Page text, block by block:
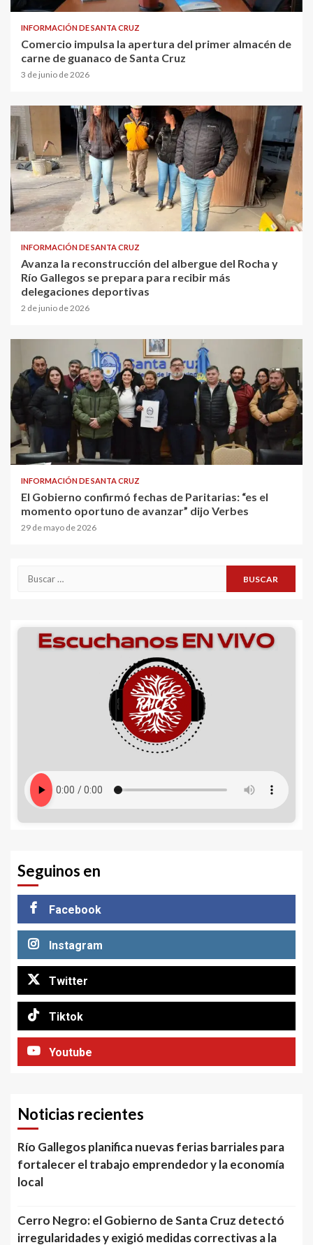
INFORMACIÓN DE SANTA CRUZ
Comercio impulsa la apertura del primer almacén de
carne de guanaco de Santa Cruz
3 de junio de 2026
INFORMACIÓN DE SANTA CRUZ
Avanza la reconstrucción del albergue del Rocha y
Río Gallegos se prepara para recibir más
delegaciones deportivas
2 de junio de 2026
INFORMACIÓN DE SANTA CRUZ
El Gobierno confirmó fechas de Paritarias: “es el
momento oportuno de avanzar” dijo Verbes
29 de mayo de 2026
Buscar:
Seguinos en
Facebook
Instagram
Twitter
Tiktok
Youtube
Noticias recientes
Río Gallegos planifica nuevas ferias barriales para
fortalecer el trabajo emprendedor y la economía
local
Cerro Negro: el Gobierno de Santa Cruz detectó
irregularidades y exigió medidas correctivas a la